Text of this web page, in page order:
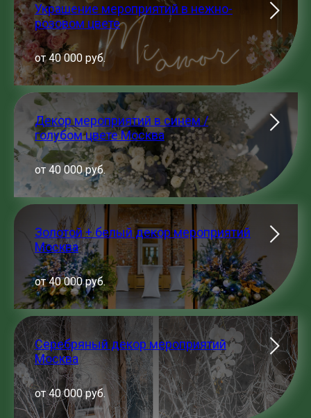
Украшение мероприятий в нежно-
розовом цвете
от 40 000 руб.
Декор мероприятий в синем /
голубом цвете Москва
от 40 000 руб.
Золотой + белый декор мероприятий
Москва
от 40 000 руб.
Серебряный декор мероприятий
Москва
от 40 000 руб.